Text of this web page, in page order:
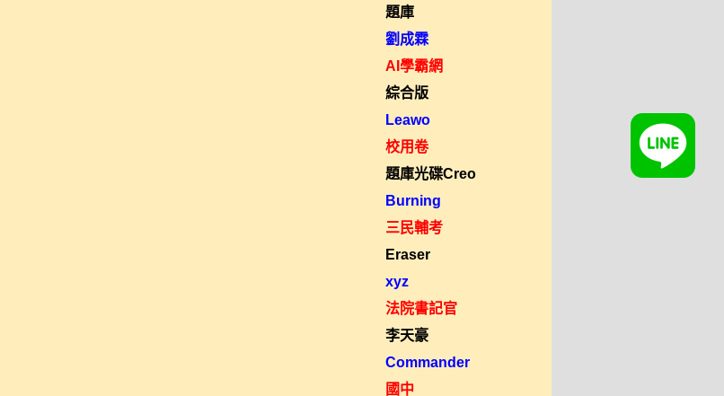
題庫
劉成霖
AI學霸網
綜合版
Leawo
校用卷
題庫光碟Creo
Burning
三民輔考
Eraser
xyz
法院書記官
李天豪
Commander
國中